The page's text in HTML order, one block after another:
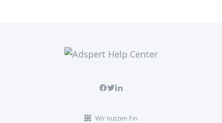
Wir nutzen Fin